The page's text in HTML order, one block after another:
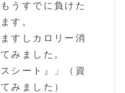
うすでに負けた
す。
すしカロリー消
みました。
シート』」（資
みました）